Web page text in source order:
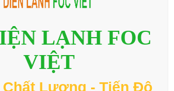
LẠNH FOC
VIỆT
Chất Lượng - Tiến Độ